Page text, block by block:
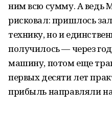
ним всю сумму. А ведь
рисковал: пришлось
технику, но и
получилось — через
машину, потом еще
первых десяти лет
прибыль направляли на